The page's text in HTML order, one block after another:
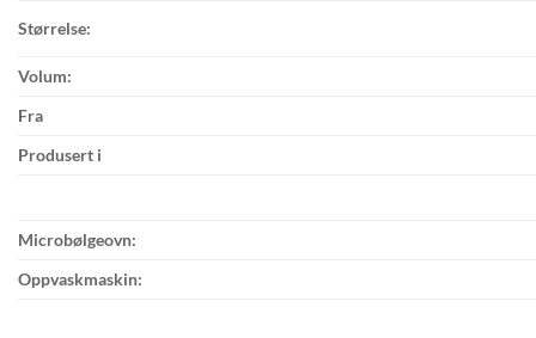
Størrelse:
Volum:
Fra
Produsert i
Microbølgeovn:
Oppvaskmaskin: